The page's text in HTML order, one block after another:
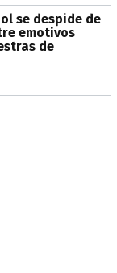
se despide de
emotivos
de